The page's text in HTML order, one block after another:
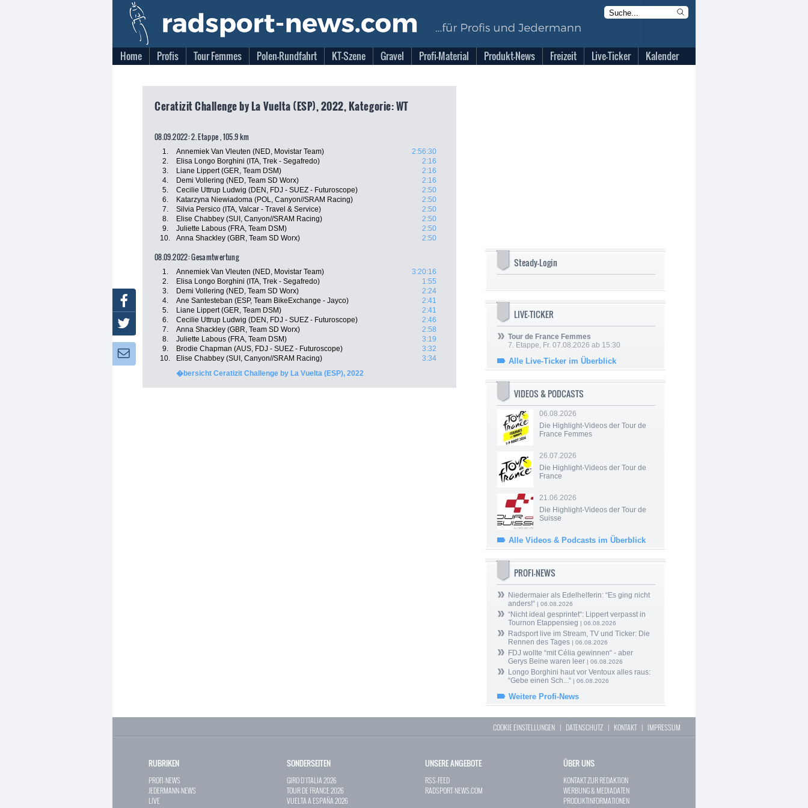
Home Profis Tour Femmes Polen-Rundfahrt KT-Szene Gravel Profi-Material Produkt-News Freizeit Live-Ticker Kalender
Ceratizit Challenge by La Vuelta (ESP), 2022, Kategorie: WT
08.09.2022: 2. Etappe , 105.9 km
1. Annemiek Van Vleuten (NED, Movistar Team)
2:56:30
2.
Elisa Longo Borghini (ITA, Trek - Segafredo)
2:16
3.
Liane Lippert (GER, Team DSM)
2:16
4.
Demi Vollering (NED, Team SD Worx)
2:16
5.
Cecilie Uttrup Ludwig (DEN, FDJ - SUEZ - Futuroscope)
2:50
6.
Katarzyna Niewiadoma (POL, Canyon//SRAM Racing)
2:50
7.
Silvia Persico (ITA, Valcar - Travel & Service)
2:50
8.
Elise Chabbey (SUI, Canyon//SRAM Racing)
2:50
9.
Juliette Labous (FRA, Team DSM)
2:50
10.
Anna Shackley (GBR, Team SD Worx) 2:50
08.09.2022: Gesamtwertung
1. Annemiek Van Vleuten (NED, Movistar Team)
3:20:16
2.
Elisa Longo Borghini (ITA, Trek - Segafredo)
1:55
3.
Demi Vollering (NED, Team SD Worx)
2:24
4.
Ane Santesteban (ESP, Team BikeExchange - Jayco)
2:41
5.
Liane Lippert (GER, Team DSM)
2:41
6.
Cecilie Uttrup Ludwig (DEN, FDJ - SUEZ - Futuroscope)
2:46
7.
Anna Shackley (GBR, Team SD Worx)
2:58
8.
Juliette Labous (FRA, Team DSM)
3:19
9.
Brodie Chapman (AUS, FDJ - SUEZ - Futuroscope)
3:32
10.
Elise Chabbey (SUI, Canyon//SRAM Racing)
3:34
�bersicht Ceratizit Challenge by La Vuelta (ESP), 2022
Steady-Login
LIVE-TICKER
Tour de France Femmes
7. Etappe, Fr. 07.08.2026 ab 15:30
Alle Live-Ticker im Überblick
VIDEOS & PODCASTS
06.08.2026
Die Highlight-Videos der Tour de
France Femmes
26.07.2026
Die Highlight-Videos der Tour de
France
21.06.2026
Die Highlight-Videos der Tour de
Suisse
Alle Videos & Podcasts im Überblick
PROFI-NEWS
Niedermaier als Edelhelferin: “Es ging nicht
anders!“ | 06.08.2026
“Nicht ideal gesprintet“: Lippert verpasst in
Tournon Etappensieg | 06.08.2026
Radsport live im Stream, TV und Ticker: Die
Rennen des Tages | 06.08.2026
FDJ wollte “mit Célia gewinnen“ - aber
Gerys Beine waren leer | 06.08.2026
Longo Borghini haut vor Ventoux alles raus:
“Gebe einen Sch...“ | 06.08.2026
Weitere Profi-News
Facebook
Twitter
Newsletter:
COOKIE EINSTELLUNGEN | DATENSCHUTZ | KONTAKT| IMPRESSUM
RUBRIKEN
PROFI-NEWS
JEDERMANN-NEWS
LIVE
SONDERSEITEN
GIRO D`ITALIA 2026
TOUR DE FRANCE 2026
VUELTA A ESPAÑA 2026
UNSERE ANGEBOTE
RSS-FEED
RADSPORT-NEWS.COM
ÜBER UNS
KONTAKT ZUR REDAKTION
WERBUNG & MEDIADATEN
PRODUKTINFORMATIONEN